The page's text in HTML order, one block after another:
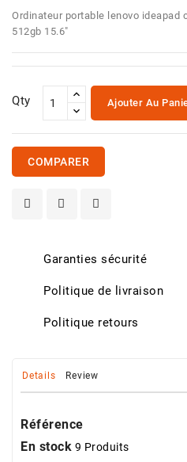
Ordinateur portable lenovo ideapad
512gb 15.6"
Qty Ajouter Au
COMPARER
Garanties sécurité
Politique de livraison
Politique retours
Details Review
Référence
En stock 9 Produits